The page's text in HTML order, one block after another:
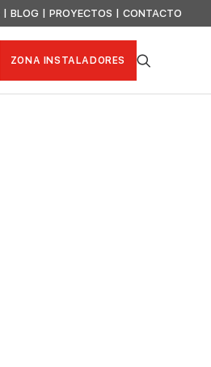
BLOG PROYECTOS CONTACTO
ZONA INSTALADORES